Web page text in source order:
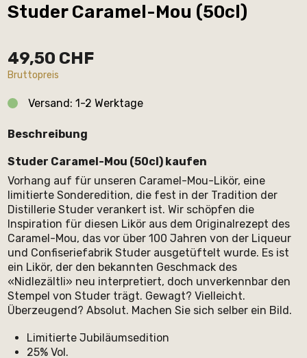
Studer Caramel-Mou (50cl)
49,50 CHF
Bruttopreis
Versand: 1-2 Werktage
Beschreibung
Studer Caramel-Mou (50cl) kaufen
Vorhang auf für unseren Caramel-Mou-Likör, eine
limitierte Sonderedition, die fest in der Tradition der
Distillerie Studer verankert ist. Wir schöpfen die
Inspiration für diesen Likör aus dem Originalrezept des
Caramel-Mou, das vor über 100 Jahren von der Liqueur
und Confiseriefabrik Studer ausgetüftelt wurde. Es ist
ein Likör, der den bekannten Geschmack des
«Nidlezältli» neu interpretiert, doch unverkennbar den
Stempel von Studer trägt. Gewagt? Vielleicht.
Überzeugend? Absolut. Machen Sie sich selber ein Bild.
Limitierte Jubiläumsedition
25% Vol.